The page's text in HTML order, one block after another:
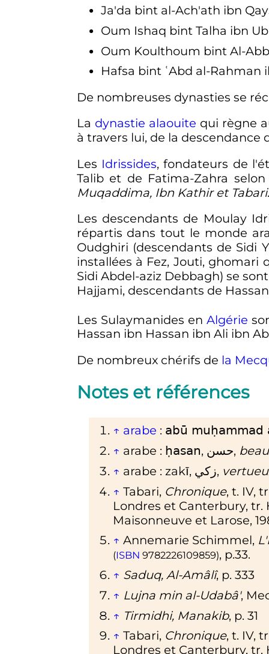
Ja'da bint al-Ach'ath ibn
Oum Ishaq bint Talha ibn
Oum Koulthoum bint Al-
Hafsa bint ʿAbd al-Rahman
De nombreuses dynasties se
La dynastie alaouite qui règne
à travers lui, de la descendance
Les Idrissides, fondateurs de
Talib et de Fatima-Zahra
Muqaddima, Ibn Kathir et Tabari.
Les descendants de Moulay
répartis dans tout le monde
Oudghiri (descendants de Sidi
installées à Fez, Jouti, ghomari
Sidi Abdel-aziz Debbagh) se
Hajjami, descendants de
Les Sulaymanides enAlgérie
Hassan ibn Hassan ibn Ali ibn
De nombreux chérifs de la
Notes et références
↑ arabe : abū
↑ arabe : ḥasan, حسن,
↑ arabe : zakī, زكي,
↑ Tabari, Chronique, t. IV,
Londres et Canterbury, tr.
Maisonneuve et Larose,
↑ Annemarie Schimmel,
(ISBN 9782226109859), p.33.
↑ Saduq, Al-Amâlî, p. 333
↑ Lujna min al-Udabâ',
↑ Tirmidhi, Manakib, p. 31
↑ Tabari, Chronique, t. IV,
Londres et Canterbury, tr.